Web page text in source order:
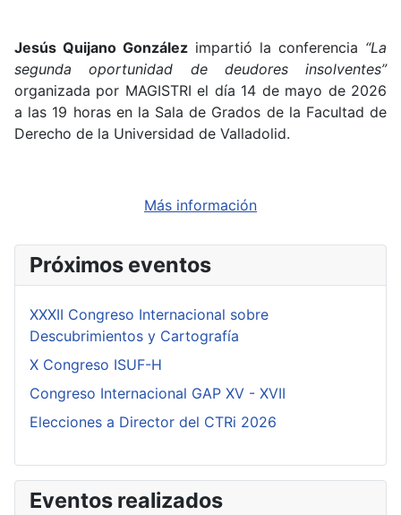
Jesús Quijano González impartió la conferencia “La
segunda oportunidad de deudores insolventes”
organizada por MAGISTRI el día 14 de mayo de 2026
a las 19 horas en la Sala de Grados de la Facultad de
Derecho de la Universidad de Valladolid.
Más información
Próximos eventos
XXXII Congreso Internacional sobre
Descubrimientos y Cartografía
X Congreso ISUF-H
Congreso Internacional GAP XV - XVII
Elecciones a Director del CTRi 2026
Eventos realizados